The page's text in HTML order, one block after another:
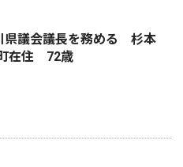
県議会議長を務める 杉本
在住 72歳